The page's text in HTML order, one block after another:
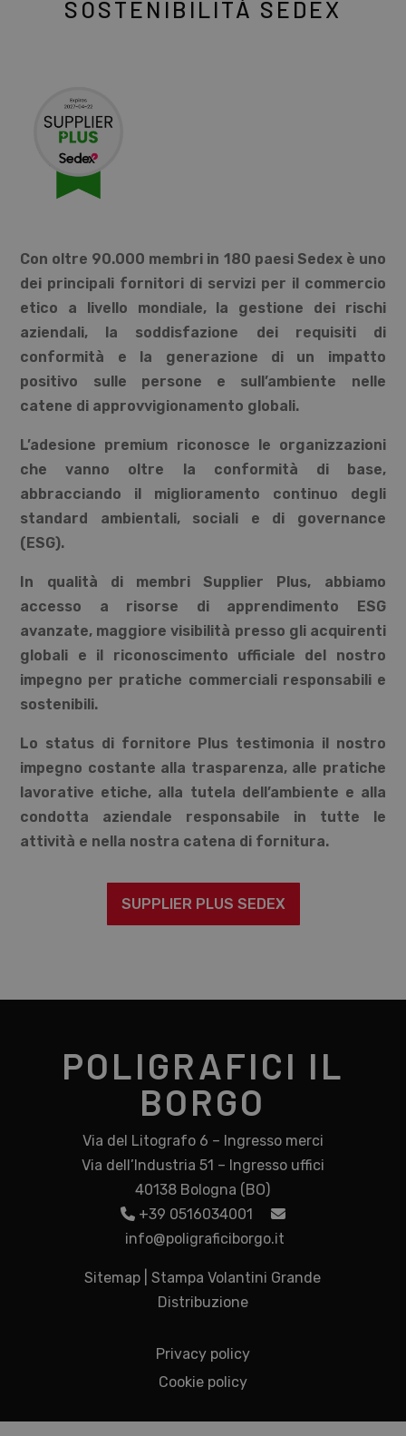
SOSTENIBILITÀ SEDEX
Con oltre 90.000 membri in 180 paesi Sedex è uno
dei principali fornitori di servizi per il commercio
etico a livello mondiale, la gestione dei rischi
aziendali, la soddisfazione dei requisiti di
conformità e la generazione di un impatto
positivo sulle persone e sull’ambiente nelle
catene di approvvigionamento globali.
L’adesione premium riconosce le organizzazioni
che vanno oltre la conformità di base,
abbracciando il miglioramento continuo degli
standard ambientali, sociali e di governance
(ESG).
In qualità di membri Supplier Plus, abbiamo
accesso a risorse di apprendimento ESG
avanzate, maggiore visibilità presso gli acquirenti
globali e il riconoscimento ufficiale del nostro
impegno per pratiche commerciali responsabili e
sostenibili.
Lo status di fornitore Plus testimonia il nostro
impegno costante alla trasparenza, alle pratiche
lavorative etiche, alla tutela dell’ambiente e alla
condotta aziendale responsabile in tutte le
attività e nella nostra catena di fornitura.
SUPPLIER PLUS SEDEX
POLIGRAFICI IL
BORGO
Via del Litografo 6 – Ingresso merci
Via dell’Industria 51 – Ingresso uffici
40138 Bologna (BO)
+39 0516034001
info@poligraficiborgo.it
Sitemap |Stampa Volantini Grande
Distribuzione
Privacy policy
Cookie policy